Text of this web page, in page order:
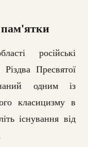
пам'ятки
російські
Пресвятої
одним із
класицизму в
існування від